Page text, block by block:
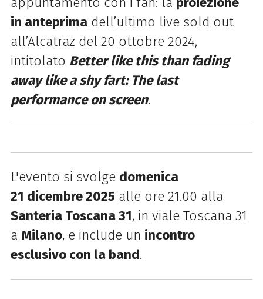
in anteprimadell’ultimo live sold out
all’Alcatraz del 20 ottobre 2024,
intitolato Better like this than fading
away like a shy fart: The last
performance on screen.
L'evento si svolge domenica
21 dicembre 2025 alle ore 21.00 alla
Santeria Toscana 31, in viale Toscana 31
a Milano, e include un incontro
esclusivo con la band.